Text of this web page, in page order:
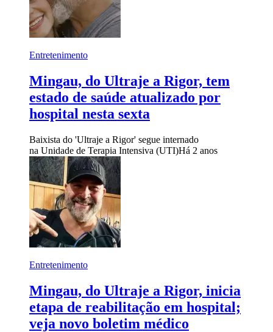
Entretenimento
Mingau, do Ultraje a Rigor, tem
estado de saúde atualizado por
hospital nesta sexta
Baixista do 'Ultraje a Rigor' segue internado
na Unidade de Terapia Intensiva (UTI)Há 2 anos
Entretenimento
Mingau, do Ultraje a Rigor, inicia
etapa de reabilitação em hospital;
veja novo boletim médico